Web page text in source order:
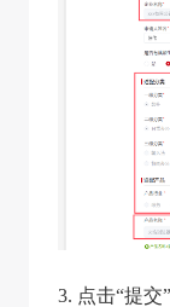
3. 点击“提